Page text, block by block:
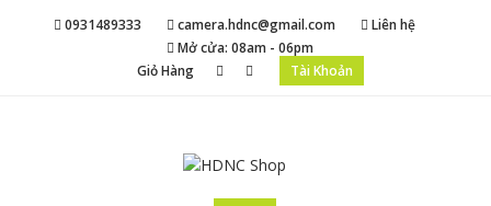
0931489333 camera.hdnc@gmail.com
Liên hệ
Mở cửa: 08am - 06pm
Giỏ Hàng
Tài Khoản